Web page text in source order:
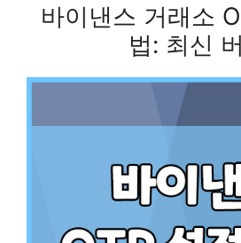
바이낸스 거래소
법: 최신